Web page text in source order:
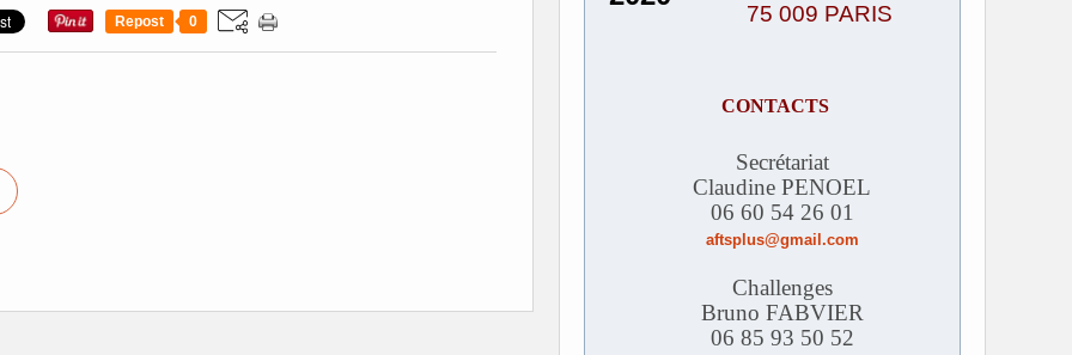
75 009 PARIS
CONTACTS
Secrétariat
Claudine PENOEL
06 60 54 26 01
aftsplus@gmail.com
Challenges
Bruno FABVIER
06 85 93 50 52
Repost 0